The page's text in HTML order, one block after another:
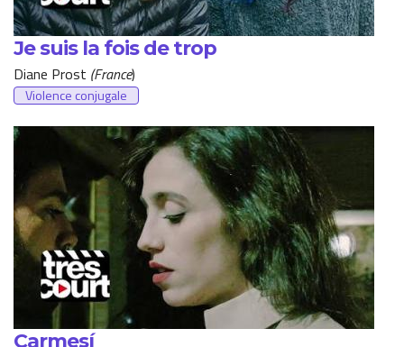
Je suis la fois de trop
Diane Prost (France)
Violence conjugale
Carmesí